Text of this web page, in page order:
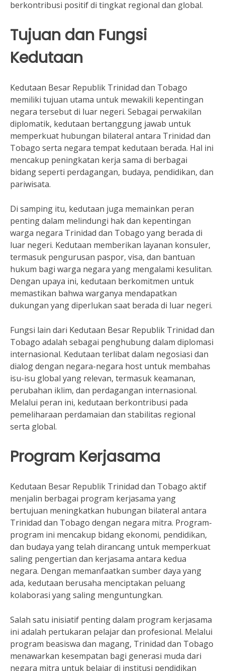
berkontribusi positif di tingkat regional dan global.
Tujuan dan Fungsi
Kedutaan
Kedutaan Besar Republik Trinidad dan Tobago
memiliki tujuan utama untuk mewakili kepentingan
negara tersebut di luar negeri. Sebagai perwakilan
diplomatik, kedutaan bertanggung jawab untuk
memperkuat hubungan bilateral antara Trinidad dan
Tobago serta negara tempat kedutaan berada. Hal ini
mencakup peningkatan kerja sama di berbagai
bidang seperti perdagangan, budaya, pendidikan, dan
pariwisata.
Di samping itu, kedutaan juga memainkan peran
penting dalam melindungi hak dan kepentingan
warga negara Trinidad dan Tobago yang berada di
luar negeri. Kedutaan memberikan layanan konsuler,
termasuk pengurusan paspor, visa, dan bantuan
hukum bagi warga negara yang mengalami kesulitan.
Dengan upaya ini, kedutaan berkomitmen untuk
memastikan bahwa warganya mendapatkan
dukungan yang diperlukan saat berada di luar negeri.
Fungsi lain dari Kedutaan Besar Republik Trinidad dan
Tobago adalah sebagai penghubung dalam diplomasi
internasional. Kedutaan terlibat dalam negosiasi dan
dialog dengan negara-negara host untuk membahas
isu-isu global yang relevan, termasuk keamanan,
perubahan iklim, dan perdagangan internasional.
Melalui peran ini, kedutaan berkontribusi pada
pemeliharaan perdamaian dan stabilitas regional
serta global.
Program Kerjasama
Kedutaan Besar Republik Trinidad dan Tobago aktif
menjalin berbagai program kerjasama yang
bertujuan meningkatkan hubungan bilateral antara
Trinidad dan Tobago dengan negara mitra. Program-
program ini mencakup bidang ekonomi, pendidikan,
dan budaya yang telah dirancang untuk memperkuat
saling pengertian dan kerjasama antara kedua
negara. Dengan memanfaatkan sumber daya yang
ada, kedutaan berusaha menciptakan peluang
kolaborasi yang saling menguntungkan.
Salah satu inisiatif penting dalam program kerjasama
ini adalah pertukaran pelajar dan profesional. Melalui
program beasiswa dan magang, Trinidad dan Tobago
menawarkan kesempatan bagi generasi muda dari
negara mitra untuk belajar di institusi pendidikan